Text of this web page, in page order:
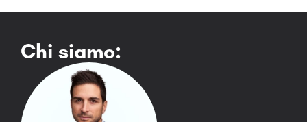
Chi siamo: